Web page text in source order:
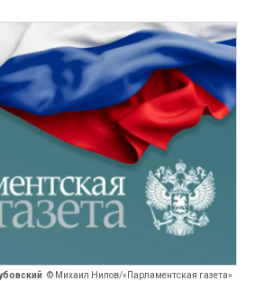
© Михаил Нилов/«Парламентская газета»